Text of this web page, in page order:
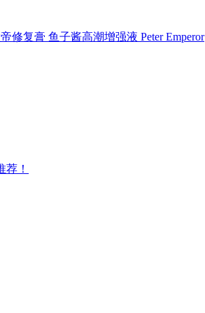
修复膏 鱼子酱高潮增强液 Peter Emperor
！